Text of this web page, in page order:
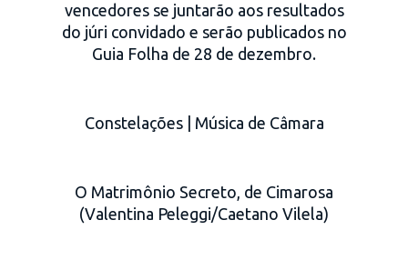
vencedores se juntarão aos resultados
do júri convidado e serão publicados no
Guia Folha de 28 de dezembro.
Constelações | Música de Câmara
O Matrimônio Secreto, de Cimarosa
(Valentina Peleggi/Caetano Vilela)